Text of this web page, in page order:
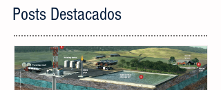
Posts Destacados